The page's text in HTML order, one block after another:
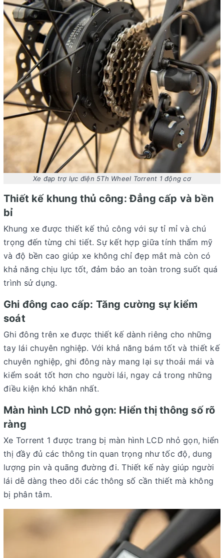
Xe đạp trợ lực điện 5Th Wheel Torrent 1 động cơ
Thiết kế khung thủ công: Đẳng cấp và bền
bỉ
Khung xe được thiết kế thủ công với sự tỉ mỉ và chú
trọng đến từng chi tiết. Sự kết hợp giữa tính thẩm mỹ
và độ bền cao giúp xe không chỉ đẹp mắt mà còn có
khả năng chịu lực tốt, đảm bảo an toàn trong suốt quá
trình sử dụng.
Ghi đông cao cấp: Tăng cường sự kiểm
soát
Ghi đông trên xe được thiết kế dành riêng cho những
tay lái chuyên nghiệp. Với khả năng bám tốt và thiết kế
chuyên nghiệp, ghi đông này mang lại sự thoải mái và
kiểm soát tốt hơn cho người lái, ngay cả trong những
điều kiện khó khăn nhất.
Màn hình LCD nhỏ gọn: Hiển thị thông số rõ
ràng
Xe Torrent 1 được trang bị màn hình LCD nhỏ gọn, hiển
thị đầy đủ các thông tin quan trọng như tốc độ, dung
lượng pin và quãng đường đi. Thiết kế này giúp người
lái dễ dàng theo dõi các thông số cần thiết mà không
bị phân tâm.